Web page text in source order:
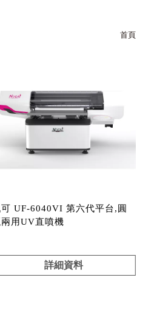
首頁
UF-6040VI 第六代平台,圓
用UV直噴機
詳細資料